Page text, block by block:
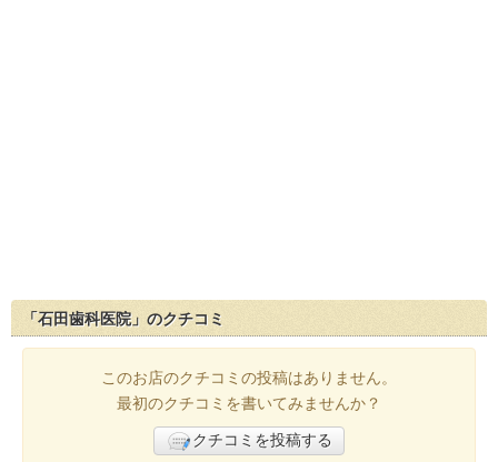
「石田歯科医院」のクチコミ
このお店のクチコミの投稿はありません。
最初のクチコミを書いてみませんか？
クチコミを投稿する